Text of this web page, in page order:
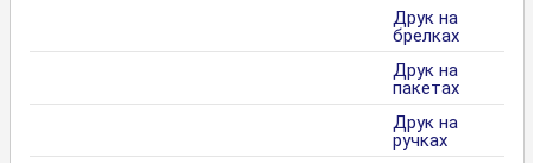
Друк на
брелках
Друк на
пакетах
Друк на
ручках